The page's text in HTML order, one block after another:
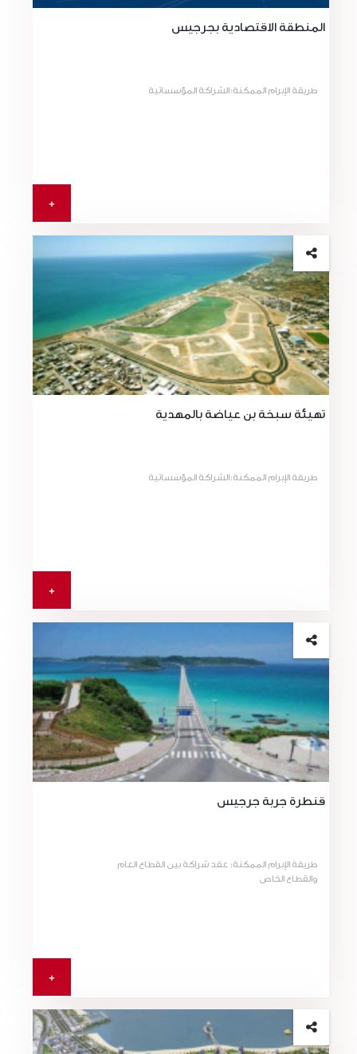
المنطقة الاقتصادية بجرجيس
طريقة الإبرام الممكنة:الشراكة المؤسساتية
+
تهيئة سبخة بن عياضة بالمهدية
طريقة الإبرام الممكنة:الشراكة المؤسساتية
+
قنطرة جربة جرجيس
طريقة الإبرام الممكنة: عقد شراكة بين القطاع العام
والقطاع الخاص
+